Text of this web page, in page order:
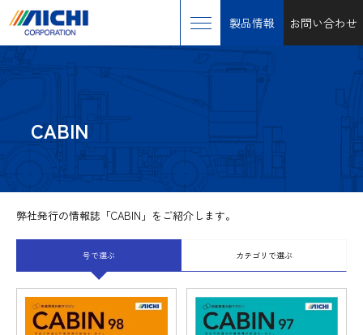
製品情報 お問い合わせ
CABIN
弊社発行の情報誌「CABIN」をご紹介します。
号で選ぶ カテゴリで選ぶ